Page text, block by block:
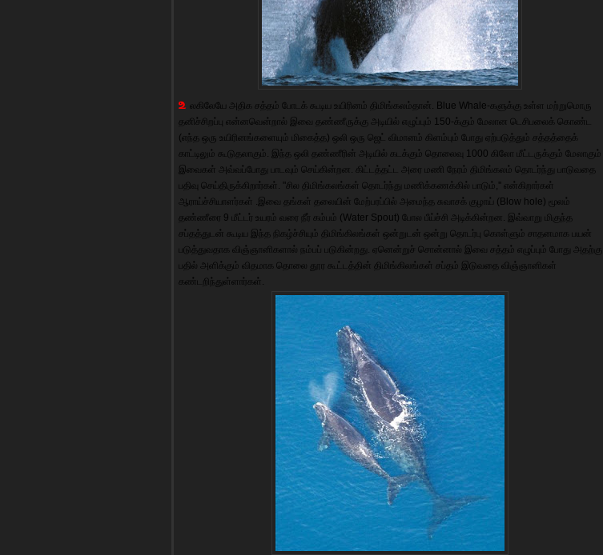
உ லகிலேயே அதிக சத்தம் போடக் கூடிய உயிரினம் திமிங்கலம்தான். Blue Whale-களுக்கு உள்ள மற்றுமொரு
தனிச்சிறப்பு என்னவென்றால் இவை தண்ணீருக்கு அடியில் எழுப்பும் 150-க்கும் மேலான டெசிபலைக் கொண்ட
(எந்த ஒரு உயிரினங்களையும் மிகைத்த) ஒலி ஒரு ஜெட் விமானம் கிளம்பும் போது ஏற்படுத்தும் சத்தத்தைக்
காட்டிலும் கூடுதலாகும். இந்த ஒலி தண்ணீரின் அடியில் கடக்கும் தொலைவு 1000 கிலோ மீட்டருக்கும் மேலாகும் .
இவைகள் அவ்வப்போது பாடவும் செய்கின்றன. கிட்டத்தட்ட அரை மணி நேரம் திமிங்கலம் தொடர்ந்து பாடுவதை
பதிவு செய்திருக்கிறார்கள். "சில திமிங்கலங்கள் தொடர்ந்து மணிக்கணக்கில் பாடும்,'' என்கிறார்கள்
ஆராய்ச்சியாளர்கள் .இவை தங்கள் தலையின் மேற்பரப்பில் அமைந்த சுவாசக் குழாய் (Blow hole) மூலம்
தண்ணீரை 9 மீட்டர் உயரம் வரை நீர் கம்பம் (Water Spout) போல பீய்ச்சி அடிக்கின்றன. இவ்வாறு மிகுந்த
சப்தத்துடன் கூடிய இந்த நிகழ்ச்சியும் திமிங்கிலங்கள் ஒன்றுடன் ஒன்று தொடர்பு கொள்ளும் சாதனமாக பயன்
படுத்துவதாக விஞ்ஞானிகளால் நம்பப் படுகின்றது. ஏனென்றுச் சொன்னால் இவை சத்தம் எழுப்பும் போது அதற்கு
பதில் அளிக்கும் விதமாக தொலை தூர கூட்டத்தின் திமிங்கிலங்கள் சப்தம் இடுவதை விஞ்ஞானிகள்
கண்டறிந்துள்ளார்கள்.